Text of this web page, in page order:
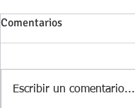
Comentarios
Escribir un comentario...